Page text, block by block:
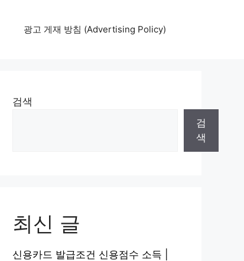
광고 게재 방침 (Advertising Policy)
검색
검
색
최신 글
신용카드 발급조건 신용점수 소득 |